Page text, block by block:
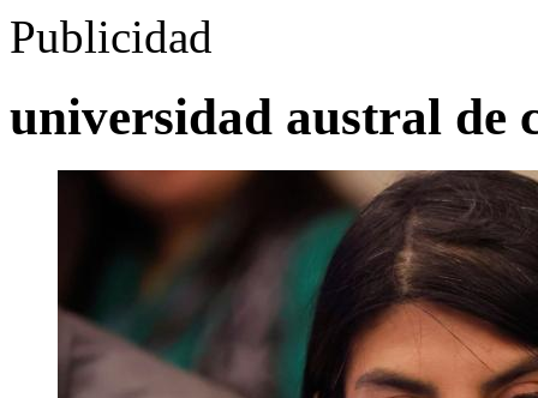
Publicidad
universidad austral de